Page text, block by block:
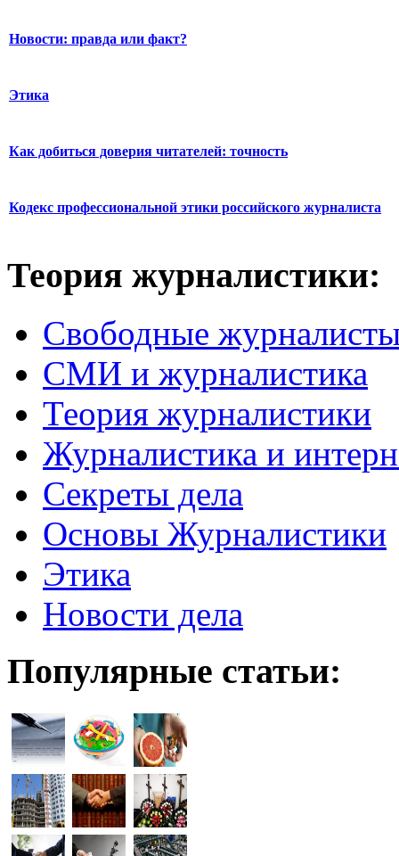
Новости: правда или факт?
Этика
Как добиться доверия читателей: точность
Кодекс профессиональной этики российского журналиста
Теория журналистики:
Свободные
СМИ и журналистика
Теория журналистики
Журналистика и
Секреты дела
Основы Журналистики
Этика
Новости дела
Популярные статьи: